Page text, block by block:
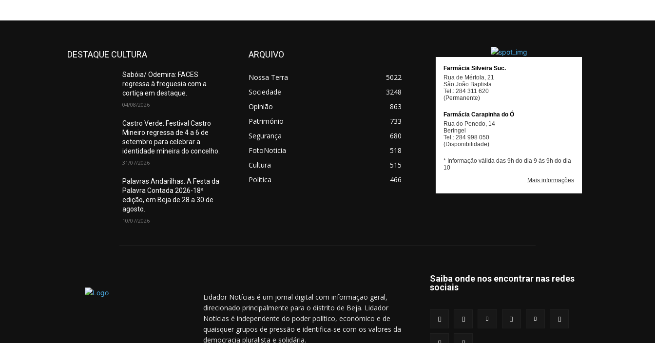
DESTAQUE CULTURA
Sabóia/ Odemira: FACES
regressa à freguesia com a
cortiça em destaque.
04/08/2026
Castro Verde: Festival Castro
Mineiro regressa de 4 a 6 de
setembro para celebrar a
identidade mineira do concelho.
31/07/2026
Palavras Andarilhas: A Festa da
Palavra Contada 2026-18ª
edição, em Beja de 28 a 30 de
agosto.
10/07/2026
ARQUIVO
Nossa Terra
5022
Sociedade
3248
Opinião
863
Património
733
Segurança
680
FotoNoticia
518
Cultura
515
Política
466
Lidador Notícias é um jornal digital com informação geral,
direcionado principalmente para o distrito de Beja. Lidador
Notícias é independente do poder político, económico e de
quaisquer grupos de pressão e identifica-se com os valores da
democracia pluralista e solidária.
Saiba onde nos encontrar nas redes
sociais